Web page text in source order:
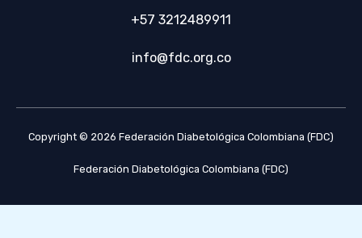
+57 3212489911
info@fdc.org.co
Copyright © 2026 Federación Diabetológica Colombiana (FDC)
Federación Diabetológica Colombiana (FDC)